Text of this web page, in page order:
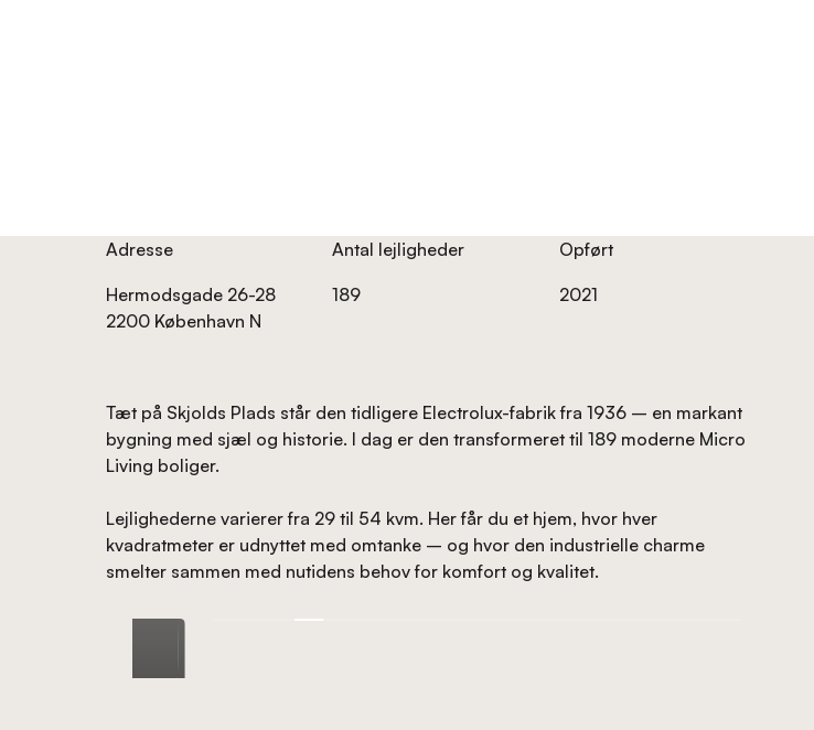
Adresse
Hermodsgade 26-28
2200 København N
Antal lejligheder
189
Opført
2021
Tæt på Skjolds Plads står den tidligere Electrolux-fabrik fra 1936 – en markant
bygning med sjæl og historie. I dag er den transformeret til 189 moderne Micro
Living boliger.
Lejlighederne varierer fra 29 til 54 kvm. Her får du et hjem, hvor hver
kvadratmeter er udnyttet med omtanke – og hvor den industrielle charme
smelter sammen med nutidens behov for komfort og kvalitet.